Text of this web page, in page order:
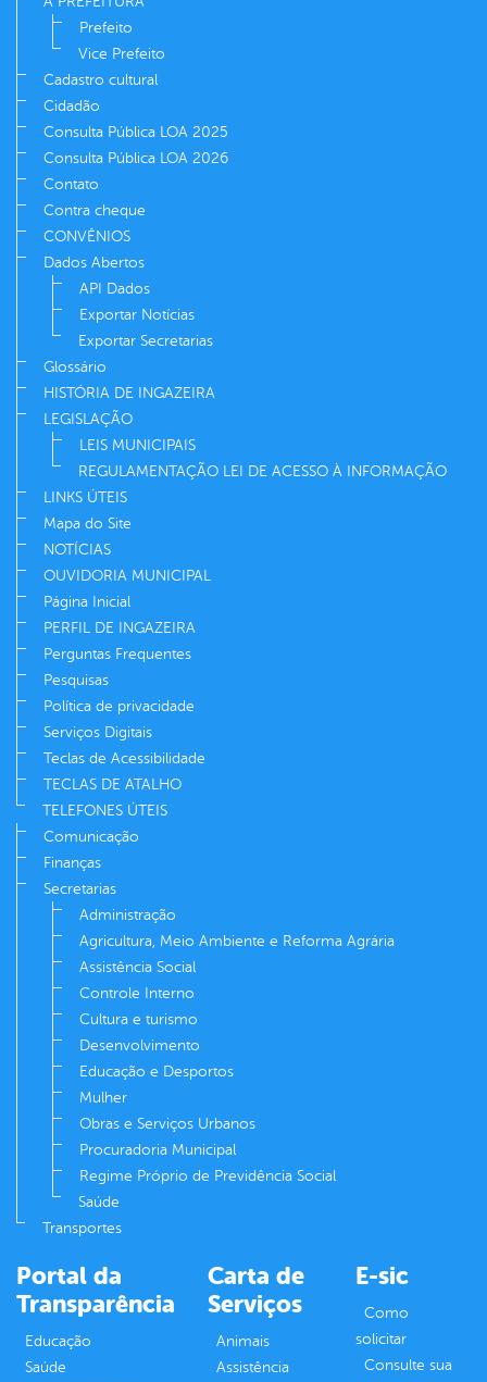
Prefeito
Vice Prefeito
Cadastro cultural
Cidadão
Consulta Pública LOA 2025
Consulta Pública LOA 2026
Contato
Contra cheque
CONVÊNIOS
Dados Abertos
API Dados
Exportar Notícias
Exportar Secretarias
Glossário
HISTÓRIA DE INGAZEIRA
LEGISLAÇÃO
LEIS MUNICIPAIS
REGULAMENTAÇÃO LEI DE ACESSO À INFORMAÇÃO
LINKS ÚTEIS
Mapa do Site
NOTÍCIAS
OUVIDORIA MUNICIPAL
Página Inicial
PERFIL DE INGAZEIRA
Perguntas Frequentes
Pesquisas
Política de privacidade
Serviços Digitais
Teclas de Acessibilidade
TECLAS DE ATALHO
TELEFONES ÚTEIS
Comunicação
Finanças
Secretarias
Administração
Agricultura, Meio Ambiente e Reforma Agrária
Assistência Social
Controle Interno
Cultura e turismo
Desenvolvimento
Educação e Desportos
Mulher
Obras e Serviços Urbanos
Procuradoria Municipal
Regime Próprio de Previdência Social
Saúde
Transportes
Portal da
Transparência
Educação
Saúde
Carta de
Serviços
Animais
Assistência
E-sic
Como
solicitar
Consulte sua